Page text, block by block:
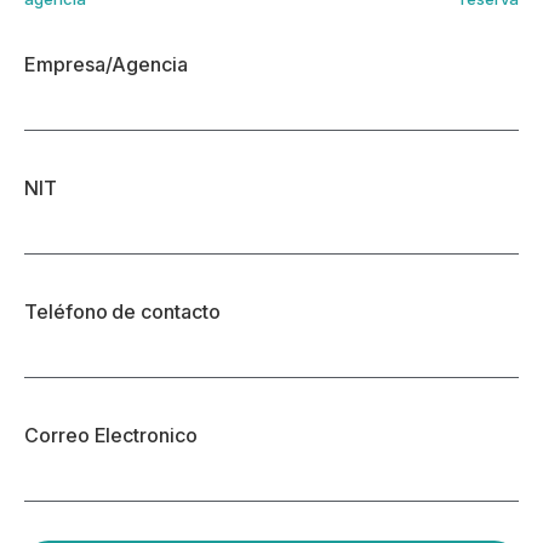
Empresa/Agencia
NIT
Teléfono de contacto
Correo Electronico